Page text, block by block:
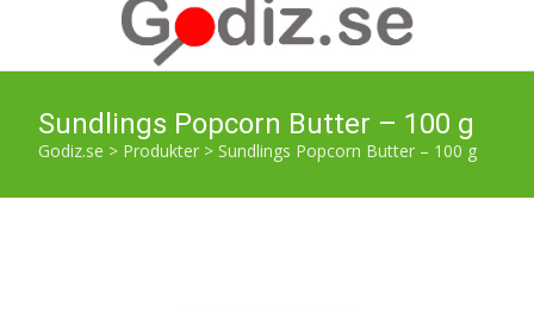
Sundlings Popcorn Butter – 100 g
Godiz.se > Produkter > Sundlings Popcorn Butter – 100 g